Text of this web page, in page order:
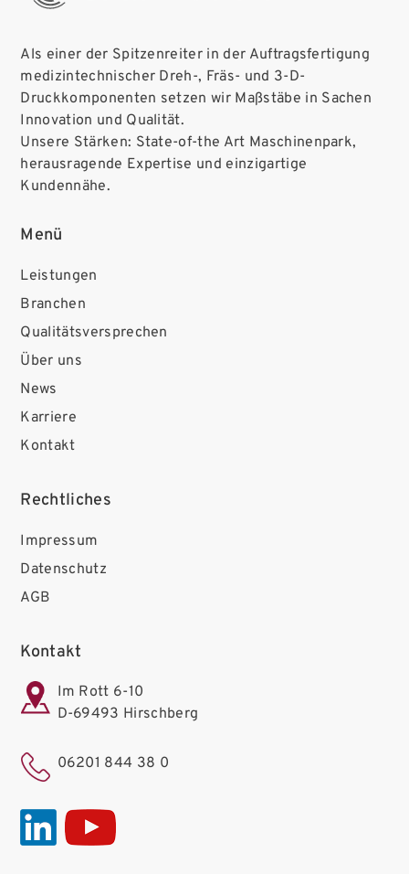
Als einer der Spitzenreiter in der Auftragsfertigung
medizintechnischer Dreh-, Fräs- und 3-D-
Druckkomponenten setzen wir Maßstäbe in Sachen
Innovation und Qualität.
Unsere Stärken: State-of-the Art Maschinenpark,
herausragende Expertise und einzigartige
Kundennähe.
Menü
Leistungen
Branchen
Qualitätsversprechen
Über uns
News
Karriere
Kontakt
Rechtliches
Impressum
Datenschutz
AGB
Kontakt
Im Rott 6-10
D-69493 Hirschberg
06201 844 38 0